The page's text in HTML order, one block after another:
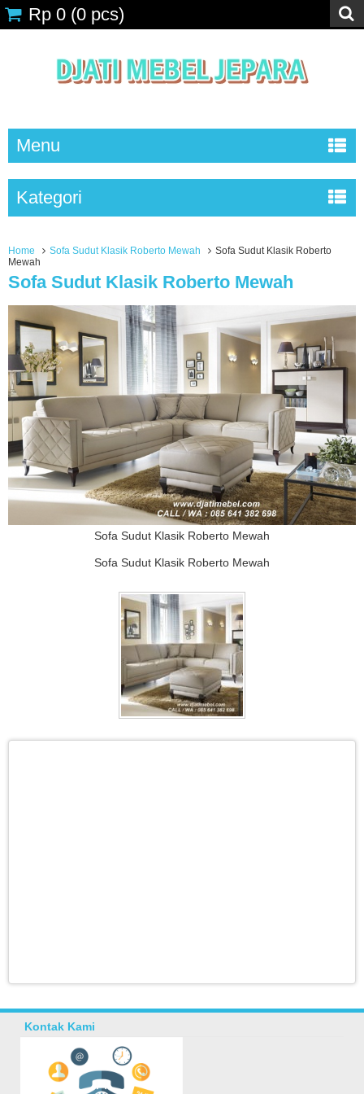
Rp 0 (0 pcs)
Menu
Kategori
Home Sofa Sudut Klasik Roberto Mewah
Sofa Sudut Klasik Roberto
Mewah
Sofa Sudut Klasik Roberto Mewah
Sofa Sudut Klasik Roberto Mewah
Sofa Sudut Klasik Roberto Mewah
Kontak Kami